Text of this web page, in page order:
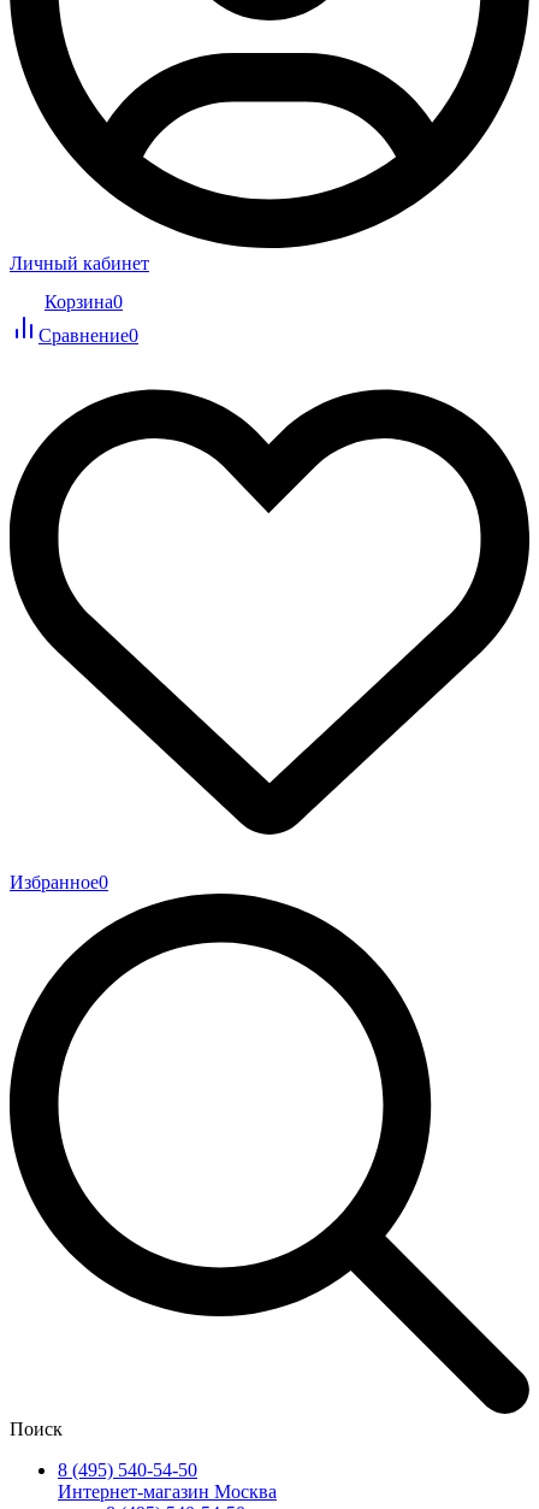
Личный кабинет
Корзина0
Сравнение0
Избранное0
Поиск
8 (495) 540-54-50
Интернет-магазин Москва